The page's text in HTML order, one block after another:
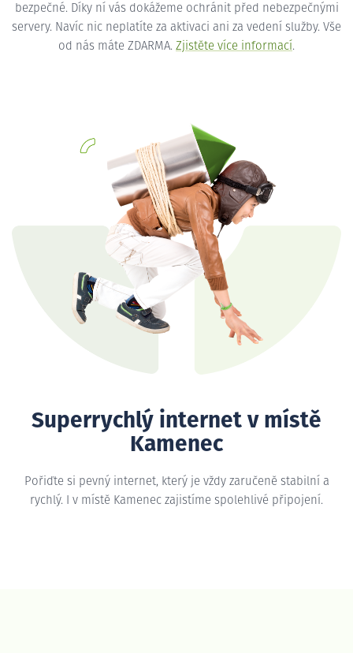
bezpečné. Díky ní vás dokážeme ochránit před nebezpečnými
servery. Navíc nic neplatíte za aktivaci ani za vedení služby. Vše
od nás máte ZDARMA. Zjistěte více informací.
Superrychlý internet v místě
Kamenec
Pořiďte si pevný internet, který je vždy zaručeně stabilní a
rychlý. I v místě Kamenec zajistíme spolehlivé připojení.